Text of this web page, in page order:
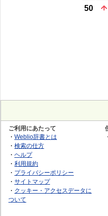
50
ご利用にあたって
・ Weblio辞書とは
・ 検索の仕方
・ ヘルプ
・ 利用規約
・ プライバシーポリシー
・ サイトマップ
・ クッキー・アクセスデータに
ついて
・